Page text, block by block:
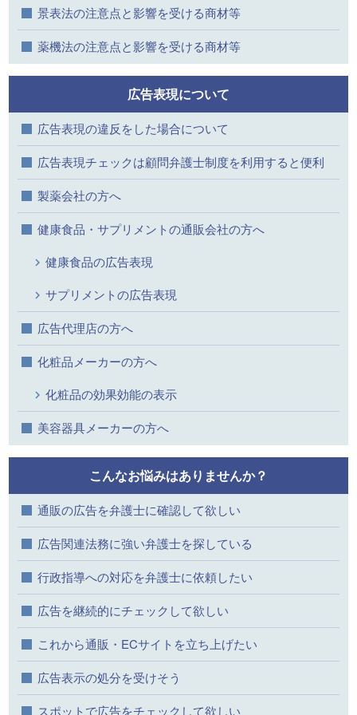
景表法の注意点と影響を受ける商材等
薬機法の注意点と影響を受ける商材等
広告表現について
広告表現の違反をした場合について
広告表現チェックは顧問弁護士制度を利用すると便利
製薬会社の方へ
健康食品・サプリメントの通販会社の方へ
健康食品の広告表現
サプリメントの広告表現
広告代理店の方へ
化粧品メーカーの方へ
化粧品の効果効能の表示
美容器具メーカーの方へ
こんなお悩みはありませんか？
通販の広告を弁護士に確認して欲しい
広告関連法務に強い弁護士を探している
行政指導への対応を弁護士に依頼したい
広告を継続的にチェックして欲しい
これから通販・ECサイトを立ち上げたい
広告表示の処分を受けそう
スポットで広告をチェックして欲しい